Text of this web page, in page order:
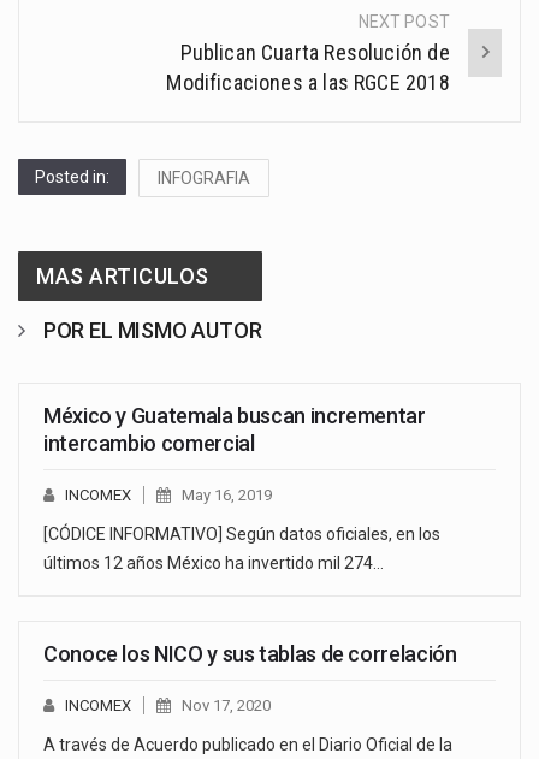
NEXT POST
Publican Cuarta Resolución de
Modificaciones a las RGCE 2018
Posted in: INFOGRAFIA
MAS ARTICULOS
POR EL MISMO AUTOR
México y Guatemala buscan incrementar
intercambio comercial
INCOMEX May 16, 2019
[CÓDICE INFORMATIVO] Según datos oficiales, en los
últimos 12 años México ha invertido mil 274…
Conoce los NICO y sus tablas de correlación
INCOMEX Nov 17, 2020
A través de Acuerdo publicado en el Diario Oficial de la